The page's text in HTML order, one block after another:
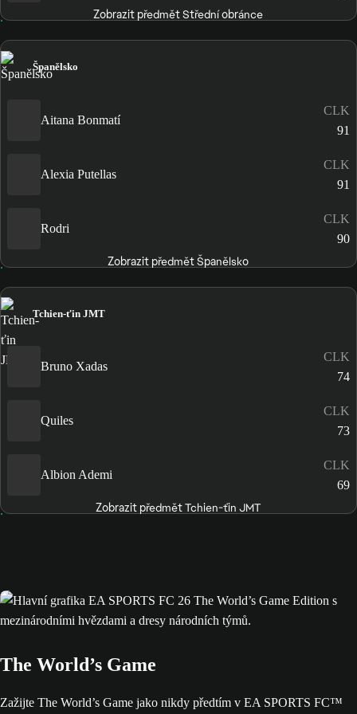
Zobrazit předmět Střední obránce
Španělsko
Aitana Bonmatí
CLK
91
Alexia Putellas
CLK
91
Rodri
CLK
90
Zobrazit předmět Španělsko
Tchien-ťin JMT
Bruno Xadas
CLK
74
Quiles
CLK
73
Albion Ademi
CLK
69
Zobrazit předmět Tchien-ťin JMT
The World’s Game
Zažijte The World’s Game jako nikdy předtím v EA SPORTS FC™